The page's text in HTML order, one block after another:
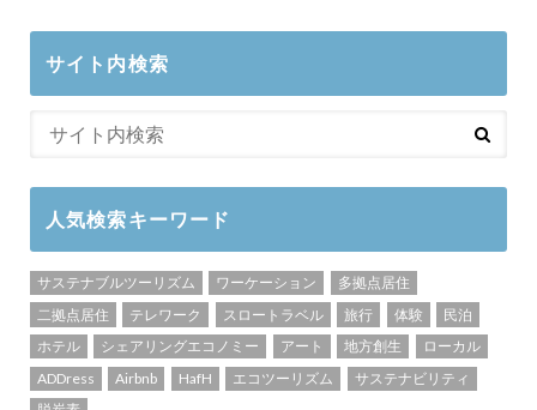
サイト内検索
人気検索キーワード
サステナブルツーリズム ワーケーション
多拠点居住
二拠点居住
テレワーク スロートラベル 旅行 体験
民泊
ホテル
シェアリングエコノミー アート 地方創生
ローカル
ADDress
Airbnb HafH エコツーリズム
サステナビリティ